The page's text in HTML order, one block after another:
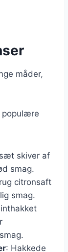
måder,
populære
skiver af
smag.
citronsaft
smag.
: Hakkede